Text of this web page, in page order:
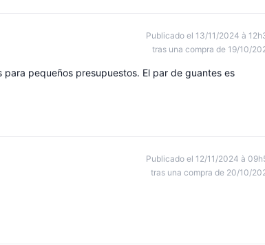
Publicado el 13/11/2024 à
tras una compra de 19/10/
pequeños presupuestos. El par de guantes es
Publicado el 12/11/2024 à
tras una compra de 20/10/